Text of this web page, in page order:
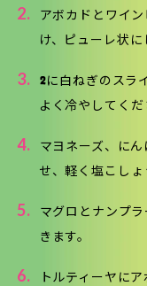
2.
アボカドとワイ
け、ピューレ状に
3.
2に白ねぎのスラ
よく冷やしてくだ
4.
マヨネーズ、に
せ、軽く塩こしょ
5.
マグロとナンプ
きます。
6.
トルティーヤに